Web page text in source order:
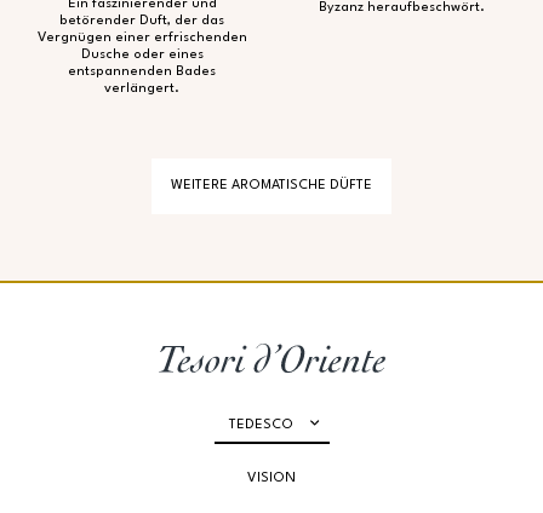
Ein faszinierender und
betörender Duft, der das
Vergnügen einer erfrischenden
Dusche oder eines
entspannenden Bades
verlängert.
Byzanz heraufbeschwört.
WEITERE AROMATISCHE DÜFTE
TEDESCO
VISION